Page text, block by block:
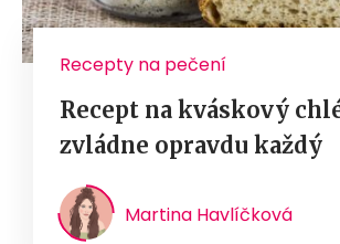
Recepty na pečení
Recept na kváskový
zvládne opravdu každý
Martina Havlíčková